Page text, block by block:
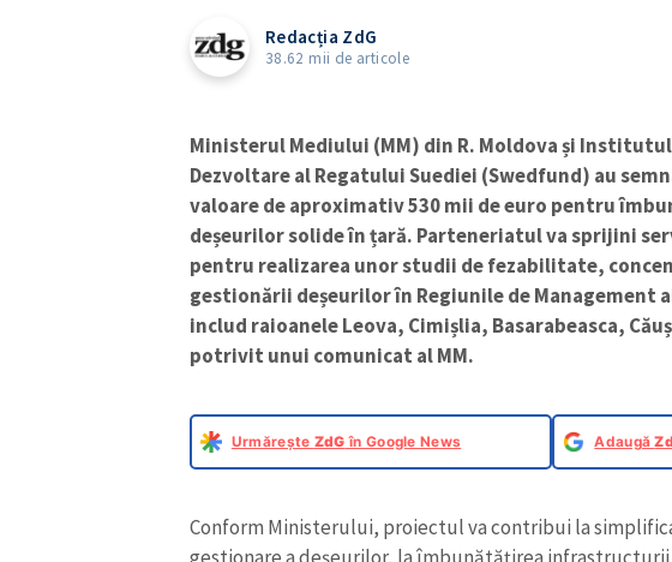
Redacția ZdG
38.62 mii de articole
Ministerul Mediului (MM) din R. Moldova și
Dezvoltare al Regatului Suediei (Swedfund) au
valoare de aproximativ 530 mii de euro pentru
deșeurilor solide în țară. Parteneriatul va sprijini
pentru realizarea unor studii de fezabilitate,
gestionării deșeurilor în Regiunile de Management
includ raioanele Leova, Cimișlia, Basarabeasca,
potrivit unui comunicat al MM.
Urmărește ZdG în Google News Adaugă
Conform Ministerului, proiectul va contribui la